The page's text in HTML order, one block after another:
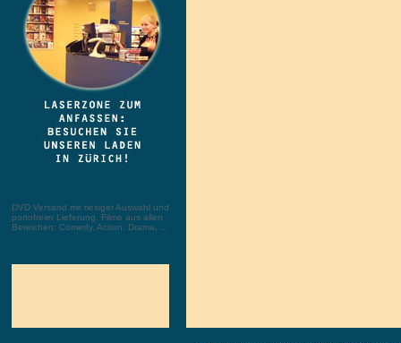
DVD Versand mit riesiger Auswahl und
portofreier Lieferung. Filme aus allen
Bereichen: Comedy, Action, Drama, ...